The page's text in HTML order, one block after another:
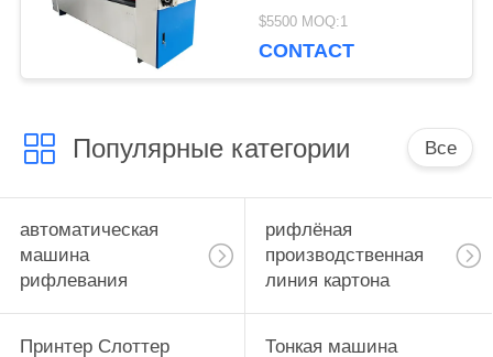
сборщик с ручным
$5500 MOQ:1
CONTACT
Популярные категории Все
автоматическая
машина
рифлевания
рифлёная
производственная
линия картона
Принтер Слоттер Тонкая машина